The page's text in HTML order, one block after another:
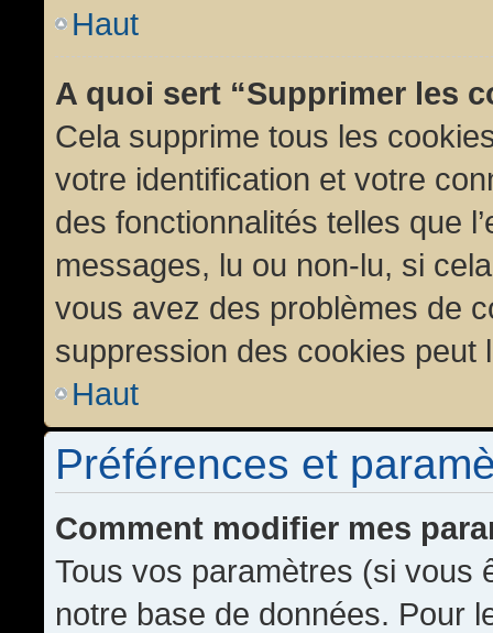
Haut
A quoi sert “Supprimer les
Cela supprime tous les
votre identification et votre
des fonctionnalités telles que
messages, lu ou non-lu, si
vous avez des problèmes de
suppression des cookies peut
Haut
Préférences et
Comment modifier mes
Tous vos paramètres (si vous
notre base de données. Pour